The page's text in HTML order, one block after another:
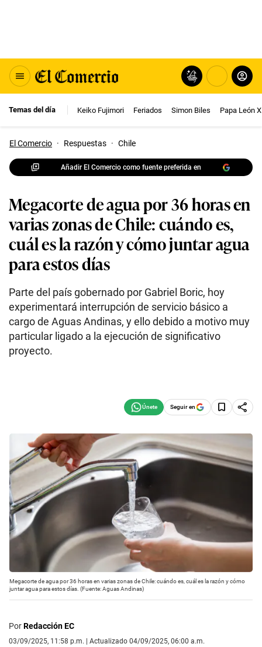
Temas del día Keiko Fujimori Feriados Simon Biles Papa León
El Comercio · Respuestas · Chile
Añadir El Comercio como fuente preferida en
Megacorte de agua por 36 horas en
varias zonas de Chile: cuándo es,
cuál es la razón y cómo juntar agua
para estos días
Parte del país gobernado por Gabriel Boric, hoy
experimentará interrupción de servicio básico a
cargo de Aguas Andinas, y ello debido a motivo muy
particular ligado a la ejecución de significativo
proyecto.
Seguir en
Megacorte de agua por 36 horas en varias zonas de Chile: cuándo es, cuál es la razón y cómo
juntar agua para estos días. (Fuente: Aguas Andinas)
PorRedacción EC
03/09/2025, 11:58 p.m. | Actualizado 04/09/2025, 06:00 a.m.